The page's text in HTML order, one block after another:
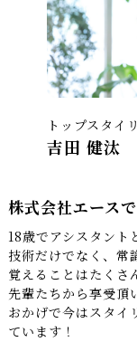
トップスタイ
吉田 健汰
株式会社エース
18歳でアシスタント
技術だけでなく、常
覚えることはたくさ
先輩たちから享受頂
おかげで今はスタイ
ています！